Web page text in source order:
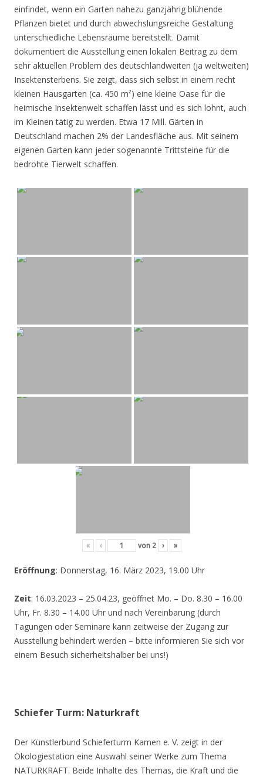
einfindet, wenn ein Garten nahezu ganzjährig blühende
Pflanzen bietet und durch abwechslungsreiche Gestaltung
unterschiedliche Lebensräume bereitstellt. Damit
dokumentiert die Ausstellung einen lokalen Beitrag zu dem
sehr aktuellen Problem des deutschlandweiten (ja weltweiten)
Insektensterbens. Sie zeigt, dass sich selbst in einem recht
kleinen Hausgarten (ca. 450 m²) eine kleine Oase für die
heimische Insektenwelt schaffen lässt und es sich lohnt, auch
im Kleinen tätig zu werden. Etwa 17 Mill. Gärten in
Deutschland machen 2% der Landesfläche aus. Mit seinem
eigenen Garten kann jeder sogenannte Trittsteine für die
bedrohte Tierwelt schaffen.
« ‹ von 2 › »
Eröffnung: Donnerstag, 16. März 2023, 19.00 Uhr
Zeit: 16.03.2023 – 25.04.23, geöffnet Mo. – Do. 8.30 – 16.00
Uhr, Fr. 8.30 – 14.00 Uhr und nach Vereinbarung (durch
Tagungen oder Seminare kann zeitweise der Zugang zur
Ausstellung behindert werden – bitte informieren Sie sich vor
einem Besuch sicherheitshalber bei uns!)
Schiefer Turm: Naturkraft
Der Künstlerbund Schieferturm Kamen e. V. zeigt in der
Ökologiestation eine Auswahl seiner Werke zum Thema
NATURKRAFT. Beide Inhalte des Themas, die Kraft und die